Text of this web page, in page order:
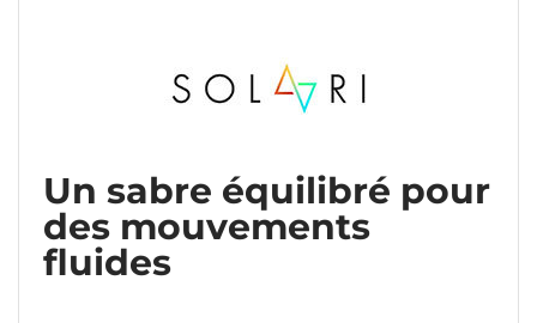
Un sabre équilibré pour
des mouvements
fluides